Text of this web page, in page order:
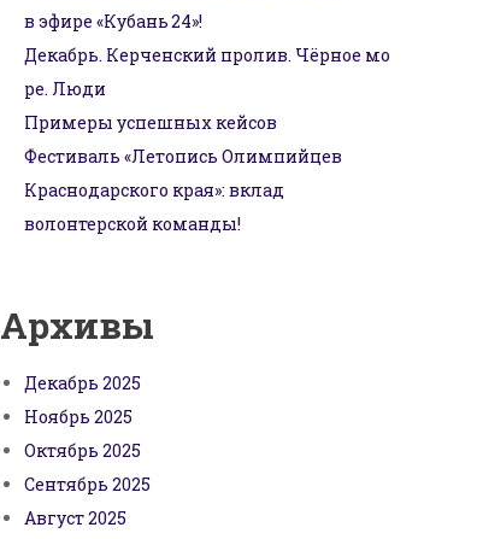
в эфире «Кубань 24»!
Декабрь. Керченский пролив. Чёрное мо
ре. Люди
Примеры успешных кейсов
Фестиваль «Летопись Олимпийцев
Краснодарского края»: вклад
волонтерской команды!
Архивы
Декабрь 2025
Ноябрь 2025
Октябрь 2025
Сентябрь 2025
Август 2025